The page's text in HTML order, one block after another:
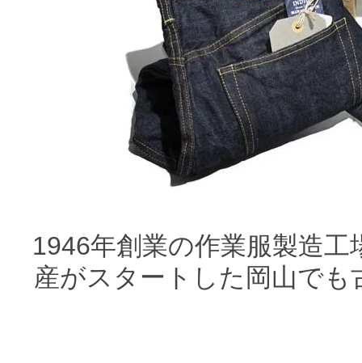
1946年創業の作業服製造
産がスタートした岡山で